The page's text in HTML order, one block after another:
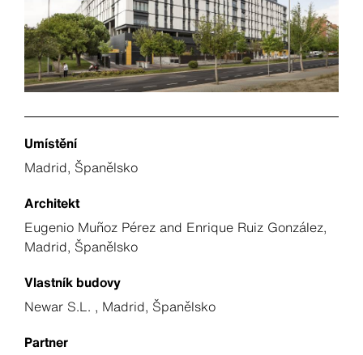
Umístění
Madrid, Španělsko
Architekt
Eugenio Muñoz Pérez and Enrique Ruiz González,
Madrid, Španělsko
Vlastník budovy
Newar S.L. , Madrid, Španělsko
Partner